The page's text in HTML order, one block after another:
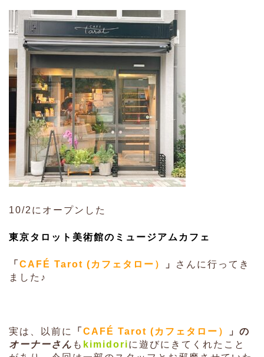
10/2にオープンした
東京タロット美術館のミュージアムカフェ
「 CAFÉ Tarot (カフェタロー） 」
さんに行ってき
ました♪
実は、以前に 「 CAFÉ Tarot (カフェタロー）
」の
オーナーさん も kimidoriに遊びにきてくれたこと